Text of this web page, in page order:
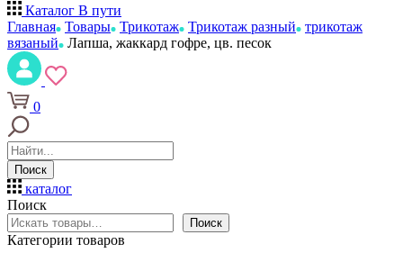
Каталог В пути
Главная Товары Трикотаж Трикотаж разный
трикотаж
вязаный
Лапша, жаккард гофре, цв. песок
0
Поиск
каталог
Поиск
Поиск
Категории товаров